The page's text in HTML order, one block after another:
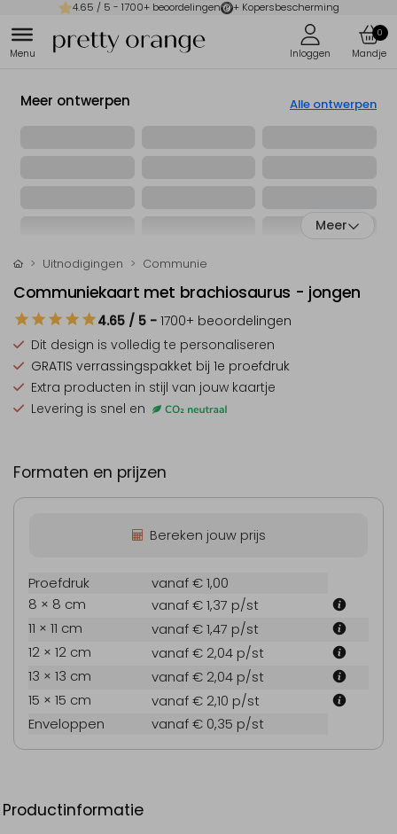
4.65 / 5 - 1700+ beoordelingen + Kopersbescherming
0
Meer ontwerpen Alle ontwerpen
Meer
Uitnodigingen Communie
Communiekaart met brachiosaurus - jongen
4.65 / 5 - 1700+ beoordelingen
Dit design is volledig te personaliseren
GRATIS verrassingspakket bij 1e proefdruk
Extra producten in stijl van jouw kaartje
Levering is snel en
Formaten en prijzen
Bereken jouw prijs
Proefdruk
vanaf € 1,00
8 × 8 cm
vanaf € 1,37 p/st
11 × 11 cm
vanaf € 1,47 p/st
12 × 12 cm
vanaf € 2,04 p/st
13 × 13 cm
vanaf € 2,04 p/st
15 × 15 cm
vanaf € 2,10 p/st
Enveloppen
vanaf € 0,35 p/st
Productinformatie